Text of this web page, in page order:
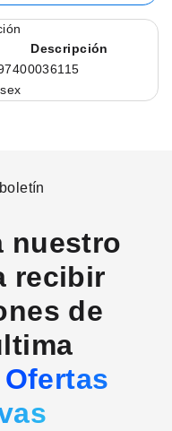
Descripción
nuestro
recibir
de
Ofertas